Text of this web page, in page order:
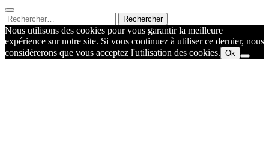
Rechercher :
Nous utilisons des cookies pour vous garantir la meilleure
expérience sur notre site. Si vous continuez à utiliser ce dernier, nous
considérerons que vous acceptez l'utilisation des cookies. Ok